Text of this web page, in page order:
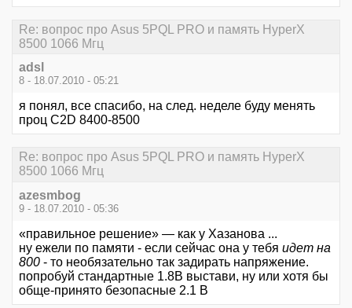
Re: вопрос про Asus 5PQL PRO и память HyperX
8500 1066 Мгц
adsl
8 - 18.07.2010 - 05:21
я понял, все спасибо, на след. неделе буду менять
проц С2D 8400-8500
Re: вопрос про Asus 5PQL PRO и память HyperX
8500 1066 Мгц
azesmbog
9 - 18.07.2010 - 05:36
«правильное решение» — как у Хазанова ...
ну ежели по памяти - если сейчас она у тебя идет на
800 - то необязательно так задирать напряжение.
попробуй стандартные 1.8В выстави, ну или хотя бы
обще-принято безопасные 2.1 В